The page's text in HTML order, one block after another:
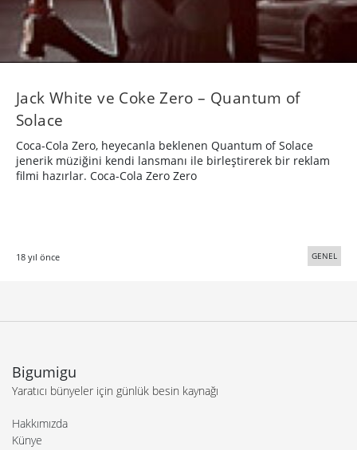
Jack White ve Coke Zero – Quantum of
Solace
Coca-Cola Zero, heyecanla beklenen Quantum of Solace
jenerik müziğini kendi lansmanı ile birleştirerek bir reklam
filmi hazırlar. Coca-Cola Zero Zero
18 yıl önce GENEL
Bigumigu
Yaratıcı bünyeler için günlük besin kaynağı
Hakkımızda
Künye